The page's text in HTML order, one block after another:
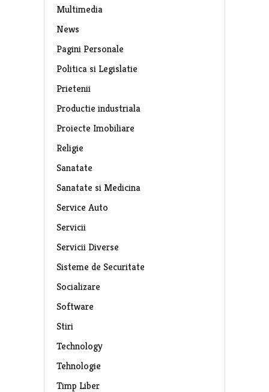
Multimedia
News
Pagini Personale
Politica si Legislatie
Prietenii
Productie industriala
Proiecte Imobiliare
Religie
Sanatate
Sanatate si Medicina
Service Auto
Servicii
Servicii Diverse
Sisteme de Securitate
Socializare
Software
Stiri
Technology
Tehnologie
Timp Liber